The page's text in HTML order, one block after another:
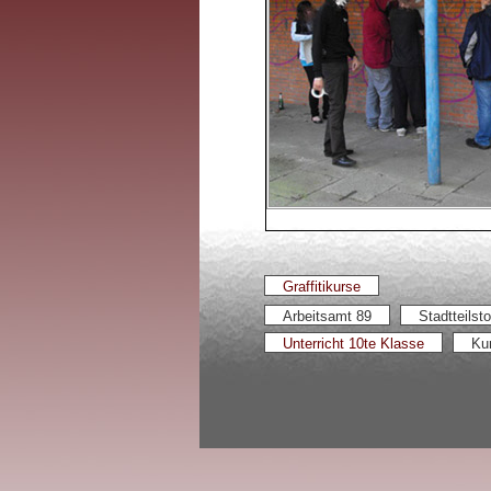
Graffitikurse
Arbeitsamt 89
Unterricht 10te Klasse